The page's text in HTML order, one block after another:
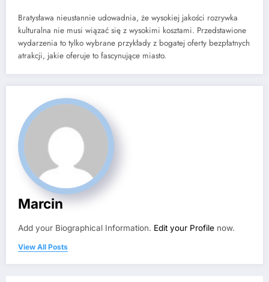
Bratysława nieustannie udowadnia, że wysokiej jakości rozrywka
kulturalna nie musi wiązać się z wysokimi kosztami. Przedstawione
wydarzenia to tylko wybrane przykłady z bogatej oferty bezpłatnych
atrakcji, jakie oferuje to fascynujące miasto.
Marcin
Add your Biographical Information. Edit your Profile now.
View All Posts